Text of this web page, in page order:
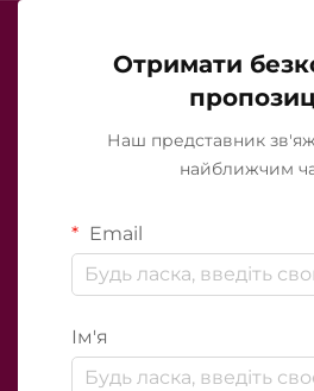
Отримати
Наш представник
найближчим
Email
Ім'я